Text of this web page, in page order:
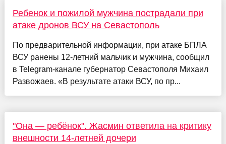
Ребенок и пожилой мужчина пострадали при
атаке дронов ВСУ на Севастополь
По предварительной информации, при атаке БПЛА
ВСУ ранены 12-летний мальчик и мужчина, сообщил
в Telegram-канале губернатор Севастополя Михаил
Развожаев. «В результате атаки ВСУ, по пр...
"Она — ребёнок". Жасмин ответила на критику
внешности 14-летней дочери